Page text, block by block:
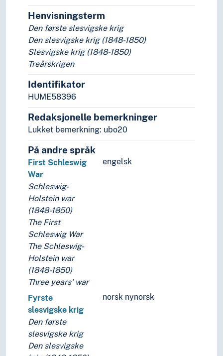
Somaliske borgerkrig (1991- )
Spanias gjenerobring
Spansk-amerikanske krig
Spanske arvefølgekrigen
Spanske borgerkrig
Store nordiske krig
Trettiårskrigen
Trojanerkrigen
Vietnamkrigen
Yom Kippurkrigen
Zulukrigen
Åttiårskrigen
(krig etter type)
Krigføring
Krigshistorie
Krigsutbrudd
Krigsårsaker
Mobilisering
Nøytralitet
Rettmessig krig
Våpenhvile
Menneskerettigheter
Myndigheter
Politikk
Politisk filosofi
Politisk makt
Politisk psykologi
Politisk virksomhet
Henvisningsterm
Den første slesvigske krig
Den slesvigske krig (1848-1850)
Slesvigske krig (1848-1850)
Treårskrigen
Identifikator
HUME58396
Redaksjonelle bemerkninger
Lukket bemerkning: ubo20
På andre språk
engelsk
First Schleswig
War
Schleswig-
Holstein war
(1848-1850)
The First
Schleswig War
The Schleswig-
Holstein war
(1848-1850)
Three years' war
norsk nynorsk
Fyrste
slesvigske krig
Den første
slesvigske krig
Den slesvigske